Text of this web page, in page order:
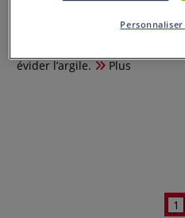
0
évider l’argile.
Plus